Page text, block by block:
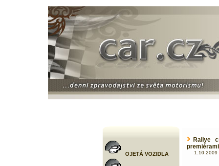
OJETÁ VOZIDLA
Rallye
premiérami
1.10.2009